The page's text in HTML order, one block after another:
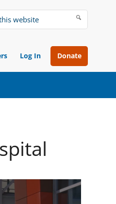
Search
website
Log In Donate